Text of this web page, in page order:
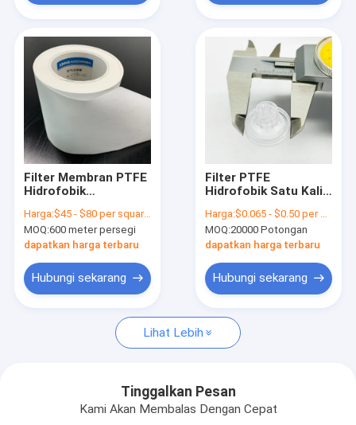
Produk
Video
Tentang kita
Wisata pabrik
Hubungi kami
Quote request suatu
In-Line IV Filter
Membrane Disc Filter
Filter Membran PTFE
Hidrofobik
Laminasi Untuk
Ventilasi
Perlindungan
Harga:$45 - $80 per square meter
MOQ:600 meter persegi
dapatkan harga terbaru
Hubungi sekarang
Filter PTFE
Hidrofobik Satu Kali
Anti-mikroba Dengan
Kunci Luer
Harga:$0.065 - $0.50 per piece
MOQ:20000 Potongan
dapatkan harga terbaru
Hubungi sekarang
Lihat Lebih
Tinggalkan Pesan
Kami Akan Membalas Dengan Cepat